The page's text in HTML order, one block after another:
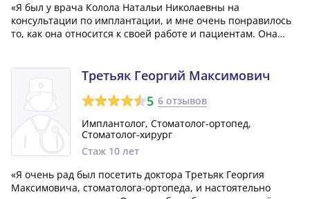
«Я был у врача Колола Натальи Николаевны на
консультации по имплантации, и мне очень понравилось
то, как она относится к своей работе и пациентам. Она
изучает снимки и, если видит возмо...»
Третьяк Георгий Максимович
5 6 отзывов
Имплантолог, Стоматолог-ортопед,
Стоматолог-хирург
Стаж 10 лет
«Я очень рад был посетить доктора Третьяк Георгия
Максимовича, стоматолога-ортопеда, и настоятельно